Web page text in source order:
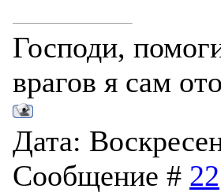
Господи,
врагов я сам
Дата:
Сообщение # 22